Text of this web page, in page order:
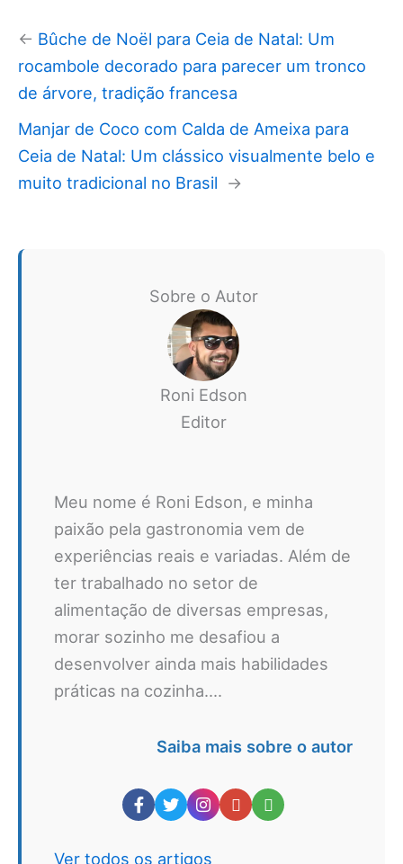
← Bûche de Noël para Ceia de Natal: Um
rocambole decorado para parecer um tronco
de árvore, tradição francesa
Manjar de Coco com Calda de Ameixa para
Ceia de Natal: Um clássico visualmente belo e
muito tradicional no Brasil →
Sobre o Autor
Roni Edson
Editor
Meu nome é Roni Edson, e minha
paixão pela gastronomia vem de
experiências reais e variadas. Além de
ter trabalhado no setor de
alimentação de diversas empresas,
morar sozinho me desafiou a
desenvolver ainda mais habilidades
práticas na cozinha....
Saiba mais sobre o autor
Ver todos os artigos